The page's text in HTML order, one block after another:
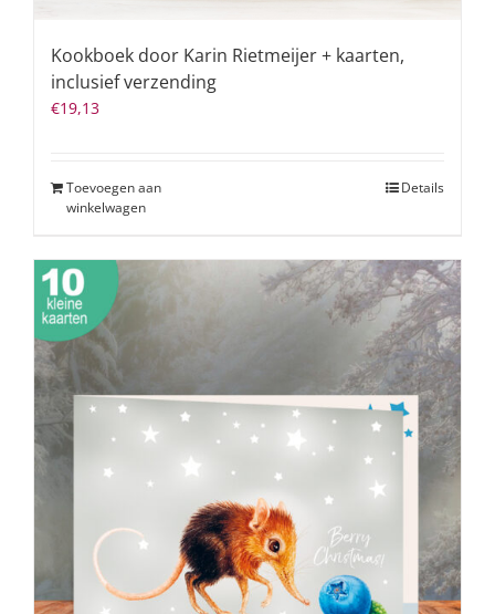
Kookboek door Karin Rietmeijer + kaarten,
inclusief verzending
€19,13
Toevoegen aan
winkelwagen
Details